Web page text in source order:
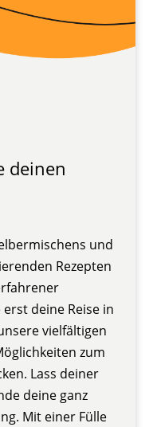
deinen
und
Rezepten
deine Reise in
vielfältigen
zum
Lass deiner
deine ganz
Mit einer Fülle